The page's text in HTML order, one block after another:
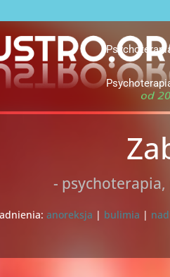
Psychoterapia
-
anoreksja | bulimia |